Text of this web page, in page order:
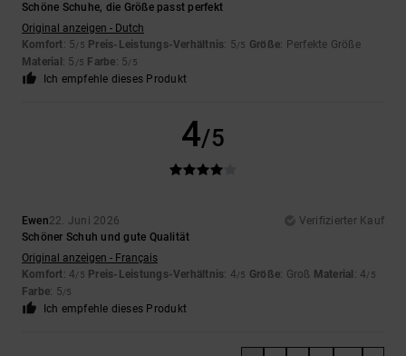
Schöne Schuhe, die Größe passt perfekt
Original anzeigen - Dutch
Komfort: 5/5 Preis-Leistungs-Verhältnis: 5/5 Größe: Perfekte Größe
Material : 5 /5 Farbe: 5/5
Ich empfehle dieses Produkt
4/5
Ewen22. Juni 2026
Verifizierter Kauf
Schöner Schuh und gute Qualität
Original anzeigen - Français
Komfort: 4/5 Preis-Leistungs-Verhältnis: 4/5 Größe: Groß Material : 4/5
Farbe: 5/5
Ich empfehle dieses Produkt